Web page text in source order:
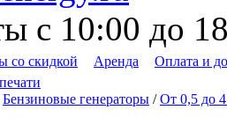
с 10:00 до
со скидкой Аренда
Оплата и
Бензиновые генераторы /От 0,5 до